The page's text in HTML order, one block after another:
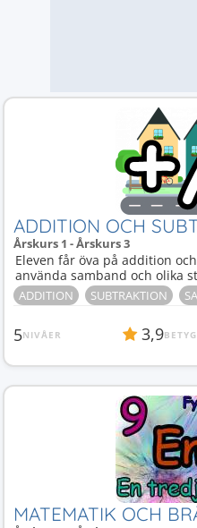
ADDITION OCH
Årskurs 1 - Årskurs 3
Eleven får öva på addition
använda samband och olika
ADDITION SUBTRAKTION
5NIVÅER 3,9BETYG
MATEMATIK OCH